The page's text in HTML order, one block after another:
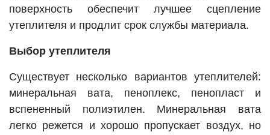
поверхность обеспечит лучшее сцепление
утеплителя и продлит срок службы материала.
Выбор утеплителя
Существует несколько вариантов утеплителей:
минеральная вата, пеноплекс, пенопласт и
вспененный полиэтилен. Минеральная вата
легко режется и хорошо пропускает воздух, но